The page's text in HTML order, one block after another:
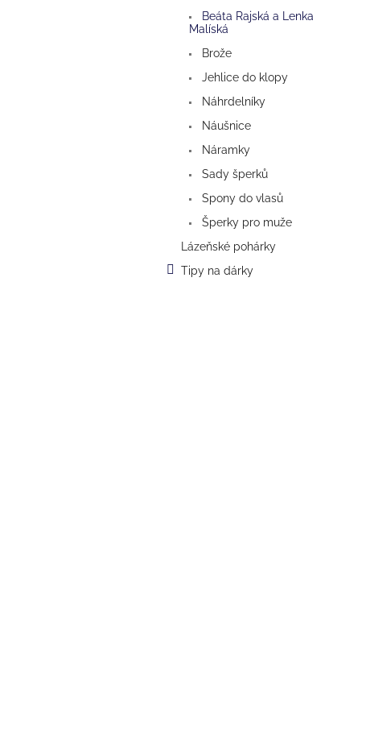
Beáta Rajská a Lenka
Malíská
Brože
Jehlice do klopy
Náhrdelníky
Náušnice
Náramky
Sady šperků
Spony do vlasů
Šperky pro muže
Lázeňské pohárky
Tipy na dárky